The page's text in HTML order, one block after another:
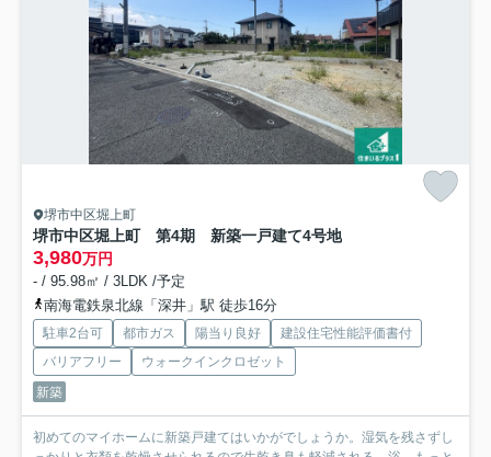
堺市中区堀上町
堺市中区堀上町 第4期 新築一戸建て4号地
3,980万円
- / 95.98㎡ / 3LDK /予定
南海電鉄泉北線「深井」駅 徒歩16分
駐車2台可 都市ガス 陽当り良好
建設住宅性能評価書付
バリアフリー
ウォークインクロゼット
新築
初めてのマイホームに新築戸建てはいかがでしょうか。湿気を残さずし